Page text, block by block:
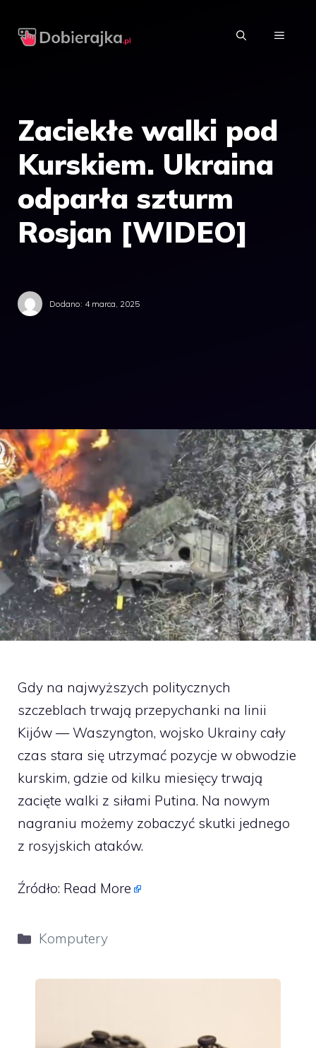
MENU
Zaciekłe walki pod
Kurskiem. Ukraina
odparła szturm
Rosjan [WIDEO]
Dodano: 4 marca, 2025
Gdy na najwyższych politycznych
szczeblach trwają przepychanki na linii
Kijów — Waszyngton, wojsko Ukrainy cały
czas stara się utrzymać pozycje w obwodzie
kurskim, gdzie od kilku miesięcy trwają
zacięte walki z siłami Putina. Na nowym
nagraniu możemy zobaczyć skutki jednego
z rosyjskich ataków.
Źródło: Read More
Kategorie
Komputery